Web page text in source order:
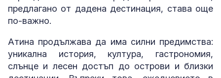
предлагано от дадена дестинация, става още
по-важно.
Атина продължава да има силни предимства:
уникална история, култура, гастрономия,
слънце и лесен достъп до острови и близки